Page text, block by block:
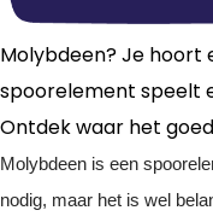
Molybdeen? Je hoort
spoorelement speelt
Ontdek waar het
Molybdeen is een
nodig, maar het is wel